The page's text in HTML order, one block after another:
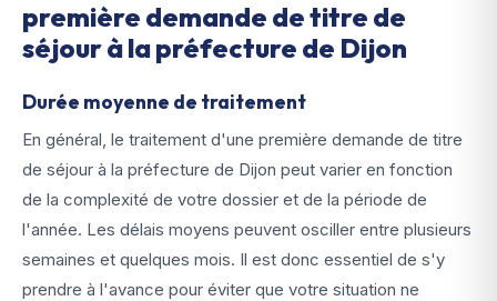
première demande de titre de
séjour à la préfecture de Dijon
Durée moyenne de traitement
En général, le traitement d'une première demande de titre
de séjour à la préfecture de Dijon peut varier en fonction
de la complexité de votre dossier et de la période de
l'année. Les délais moyens peuvent osciller entre plusieurs
semaines et quelques mois. Il est donc essentiel de s'y
prendre à l'avance pour éviter que votre situation ne